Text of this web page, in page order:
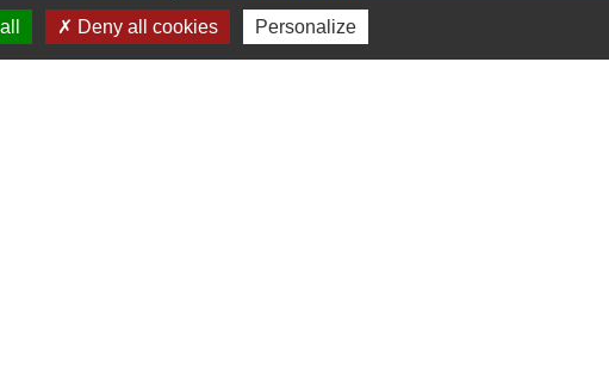
Office tourisme Albi
Comité Départemental Tourisme
Deny all cookies Personalize